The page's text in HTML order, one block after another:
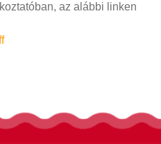
az alábbi linken